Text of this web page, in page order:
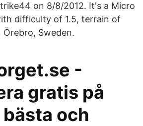
on 8/8/2012. It's a Micro
difficulty of 1.5, terrain of
Örebro, Sweden.
-
gratis på
och